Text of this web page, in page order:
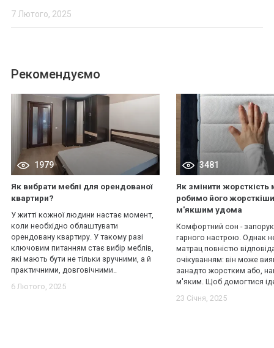
7 Лютого, 2025
Рекомендуємо
1979
Як вибрати меблі для орендованої
квартири?
У житті кожної людини настає момент,
коли необхідно облаштувати
орендовану квартиру. У такому разі
ключовим питанням стає вибір меблів,
які мають бути не тільки зручними, а й
практичними, довговічними..
6 Лютого, 2025
3481
Як змінити жорсткість
робимо його
м'якшим удома
Комфортний сон -
гарного настрою. Однак
матрац повністю
очікуванням: він може
занадто жорстким або,
м'яким. Щоб домогтися
23 Січня, 2025